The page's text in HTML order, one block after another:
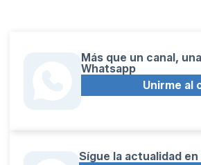
Más que un canal,
Whatsapp
Unirme al
Sígue la actualidad en